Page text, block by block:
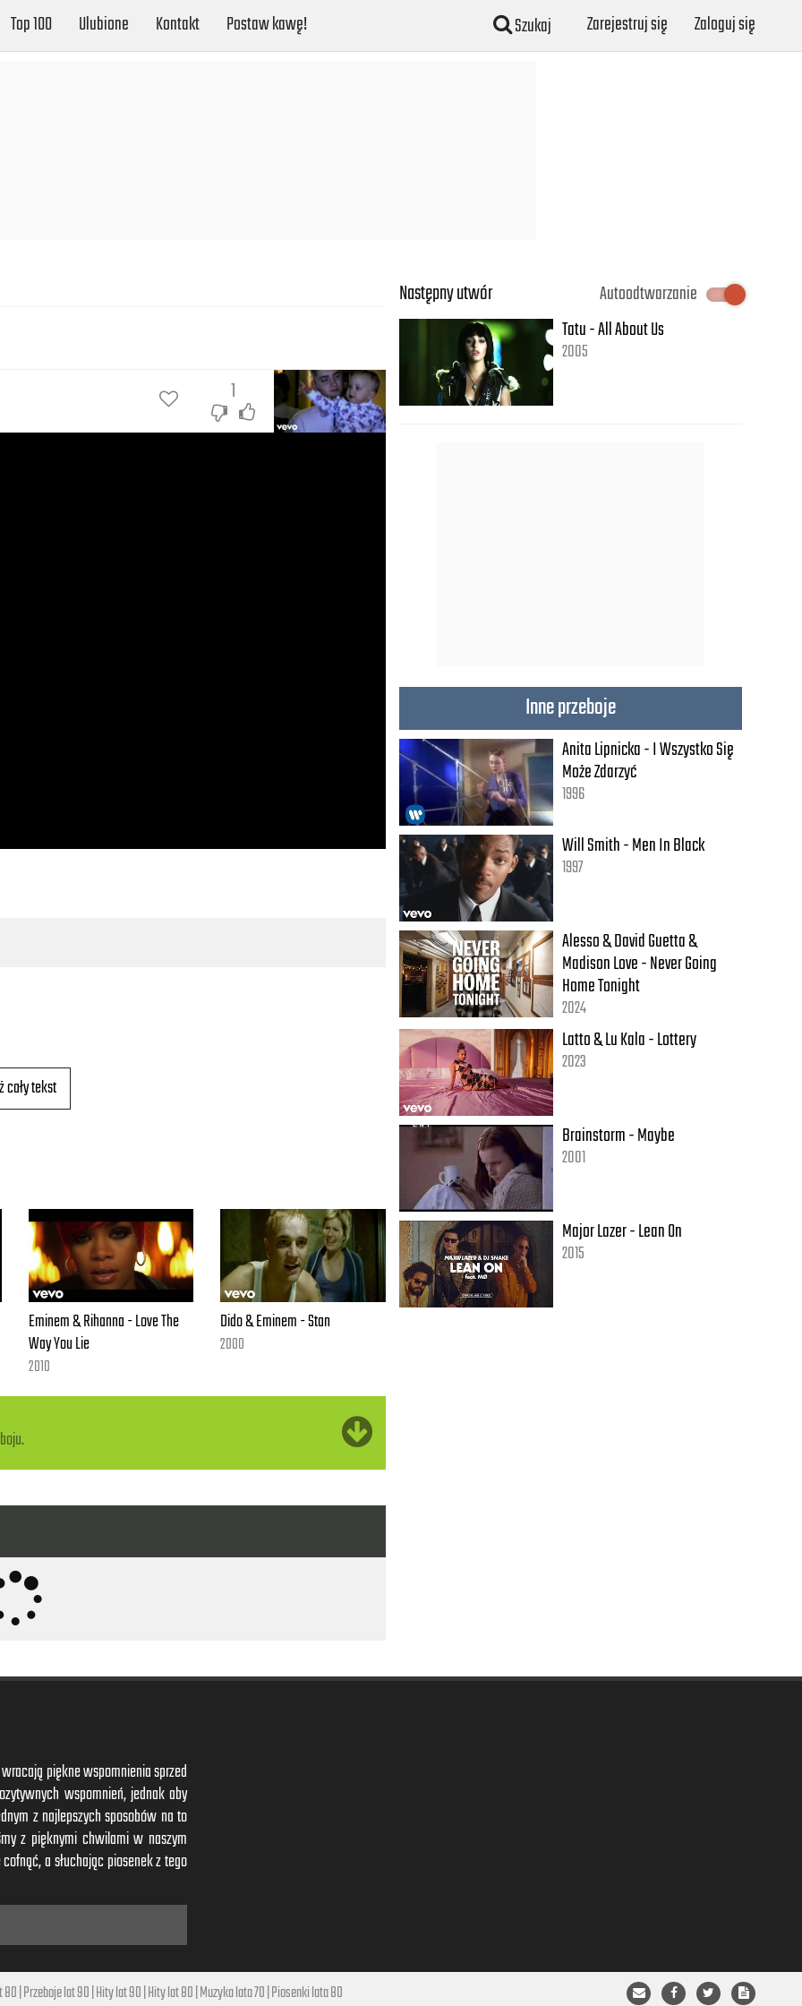
Top 100 Ulubione Kontakt Postaw kawę! Szukaj Zarejestruj się Zaloguj się
1
cały tekst
Eminem & Rihanna - Love The
Way You Lie
2010
Dido & Eminem - Stan
2000
Następny utwór
Autoodtwarzanie
Tatu - All About Us
2005
Inne przeboje
Anita Lipnicka - I Wszystko Się
Może Zdarzyć
1996
Will Smith - Men In Black
1997
Alesso & David Guetta &
Madison Love - Never Going
Home Tonight
2024
Latto & Lu Kala - Lottery
2023
Brainstorm - Maybe
2001
Major Lazer - Lean On
2015
piękne wspomnienia sprzed
wspomnień, jednak aby
z najlepszych sposobów na to
z pięknymi chwilami w naszym
a słuchając piosenek z tego
80|Przeboje lat 90|Hity lat 90|Hity lat 80|Muzyka lata 70|Piosenki lata 80